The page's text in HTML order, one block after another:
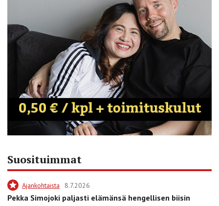
Suosituimmat
Ajankohtaista 8.7.2026
Pekka Simojoki paljasti elämänsä hengellisen biisin